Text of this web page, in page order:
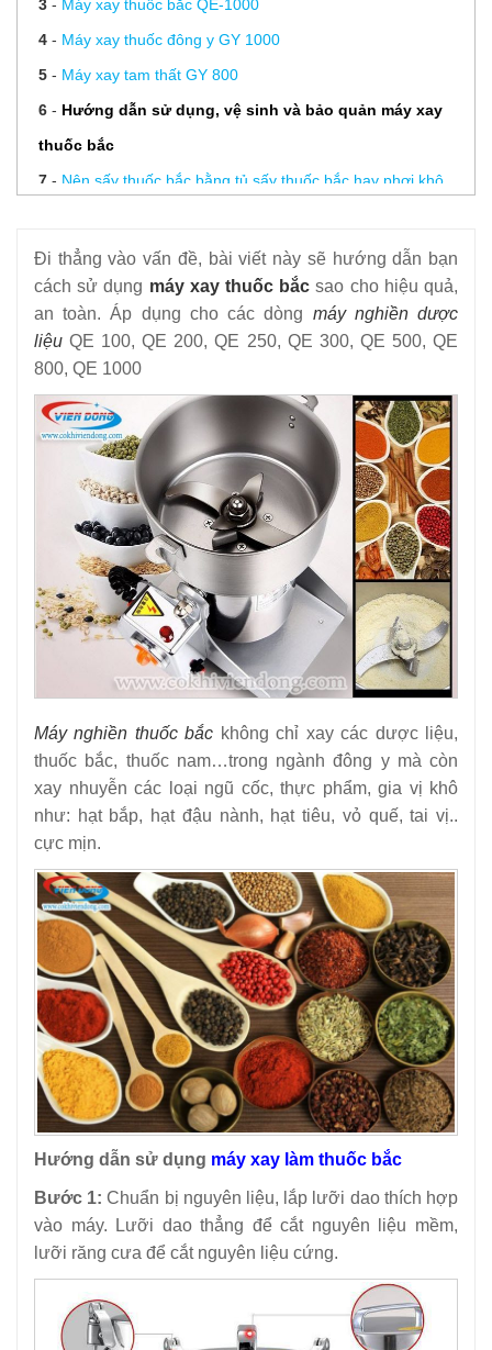
3- Máy xay thuốc bắc QE-1000
4- Máy xay thuốc đông y GY 1000
5- Máy xay tam thất GY 800
6- Hướng dẫn sử dụng, vệ sinh và bảo quản máy xay
thuốc bắc
7- Nên sấy thuốc bắc bằng tủ sấy thuốc bắc hay phơi khô
Đi thẳng vào vấn đề, bài viết này sẽ hướng dẫn bạn
cách sử dụng máy xay thuốc bắc sao cho hiệu quả,
an toàn.Áp dụng cho các dòng máy nghiền dược
liệu QE 100, QE 200, QE 250, QE 300, QE 500, QE
800, QE 1000
Máy nghiền thuốc bắc không chỉ xay các dược liệu,
thuốc bắc, thuốc nam…trong ngành đông y mà còn
xay nhuyễn các loại ngũ cốc, thực phẩm, gia vị khô
như: hạt bắp, hạt đậu nành, hạt tiêu, vỏ quế, tai vị..
cực mịn.
Hướng dẫn sử dụng máy xay làm thuốc bắc
Bước 1: Chuẩn bị nguyên liệu, lắp lưỡi dao thích hợp
vào máy. Lưỡi dao thẳng để cắt nguyên liệu mềm,
lưỡi răng cưa để cắt nguyên liệu cứng.